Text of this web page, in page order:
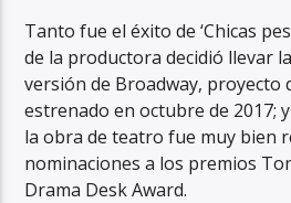
Tanto fue el éxito de ‘Chicas
de la productora decidió llevar
versión de Broadway,
estrenado en octubre de 2017;
la obra de teatro fue muy bien
nominaciones a los premios
Drama Desk Award.